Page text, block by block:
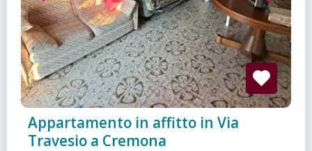
Appartamento in affitto in Via
Travesio a Cremona